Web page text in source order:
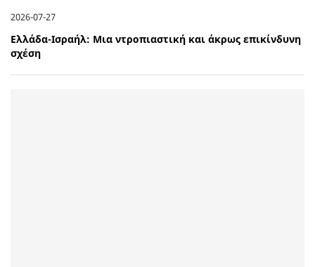
2026-07-27
Ελλάδα-Ισραήλ: Μια ντροπιαστική και άκρως επικίνδυνη
σχέση